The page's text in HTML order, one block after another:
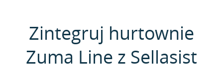
Zintegruj hurtownie
Zuma Line z Sellasist